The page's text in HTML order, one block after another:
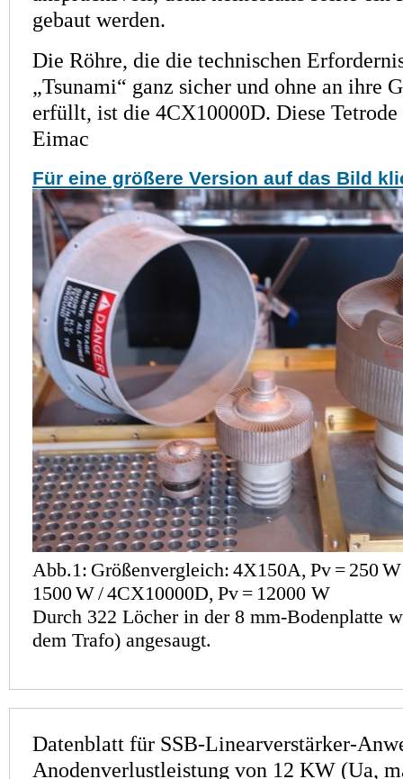
gebaut werden.
Die Röhre, die die technischen
„Tsunami“ ganz sicher und ohne an ihre
erfüllt, ist die 4CX10000D. Diese Tetrode
Eimac
Für eine größere Version auf das Bild
Abb.1: Größenvergleich: 4X150A, Pv = 250W
1500W/4CX10000D, Pv = 12000 W
Durch 322 Löcher in der 8 mm-Bodenplatte
dem Trafo) angesaugt.
Datenblatt für SSB-Linearverstärker-
Anodenverlustleistung von 12 KW (Ua,